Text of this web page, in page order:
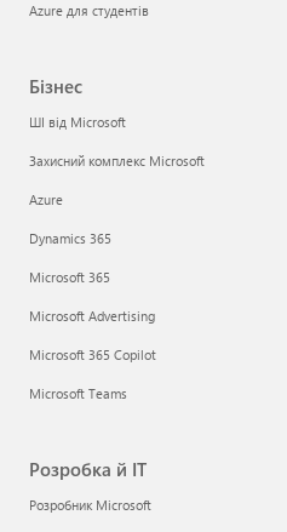
Azure для студентів
Бізнес
ШІ від Microsoft
Захисний комплекс Microsoft
Azure
Dynamics 365
Microsoft 365
Microsoft Advertising
Microsoft 365 Copilot
Microsoft Teams
Розробка й ІТ
Розробник Microsoft